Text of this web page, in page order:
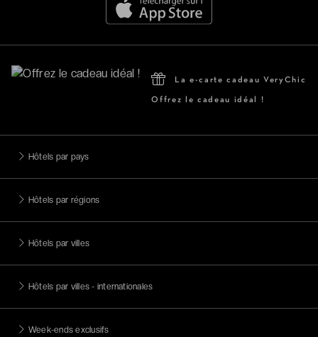
La e-carte cadeau VeryChic
Offrez le cadeau idéal !
Hôtels par pays
Hôtels par régions
Hôtels par villes
Hôtels par villes - internationales
Week-ends exclusifs